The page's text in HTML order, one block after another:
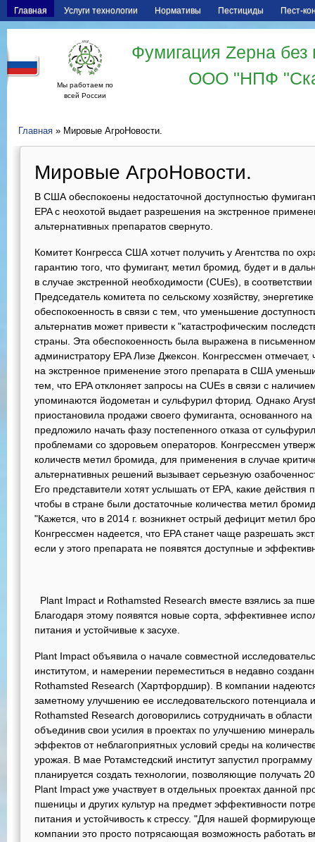
Главная Услуги технологии Нормативы Пестициды Пест-
Мы работаем по
всей России
Фумигация Zерна
ООО "НПФ
Главная » Мировые АгроНовости.
Мировые АгроНовости.
В США обеспокоены недостаточной доступностью
EPA с неохотой выдает разрешения на экстренное
альтернативных препаратов свернуто.
Комитет Конгресса США хотчет получить у Агентства по
гарантию того, что фумигант, метил бромид, будет и в
в случае экстренной необходимости (CUEs), в
Председатель комитета по сельскому хозяйству,
обеспокоенность в связи с тем, что уменьшение
альтернатив может привести к "катастрофическим
страны. Эта обеспокоенность была выражена в
администратору EPA Лизе Джексон. Конгрессмен отмечает,
на экстренное применение этого препарата в США
тем, что EPA отклоняет запросы на CUEs в связи с
упоминаются йодометан и сульфурил фторид. Однако
приостановила продажи своего фумиганта, основанного
предложило начать фазу постепенного отказа от
проблемами со здоровьем операторов. Конгрессмен
количеств метил бромида, для применения в случае
альтернативных решений вызывает серьезную
Его представители хотят услышать от EPA, какие действия
чтобы в стране были достаточные количества метил
"Кажется, что в 2014 г. возникнет острый дефицит метил
Конгрессмен надеется, что EPA станет чаще разрешать
если у этого препарата не появятся доступные и
Plant Impact и Rothamsted Research вместе взялись за
Благодаря этому появятся новые сорта, эффективнее
питания и устойчивые к засухе.
Plant Impact объявила о начале совместной
институтом, и намерении переместиться в недавно
Rothamsted Research (Хартфордшир). В компании
заметному улучшению ее исследовательского потенциала
Rothamsted Research договорились сотрудничать в
объединив свои усилия в проектах по улучшению
эффектов от неблагоприятных условий среды на
урожая. В мае Ротамстедский институт запустил
планируется создать технологии, позволяющие получать
Plant Impact уже участвует в отдельных проектах данной
пшеницы и других культур на предмет эффективности
питания и устойчивость к стрессу. "Для нашей
компании это просто потрясающая возможность